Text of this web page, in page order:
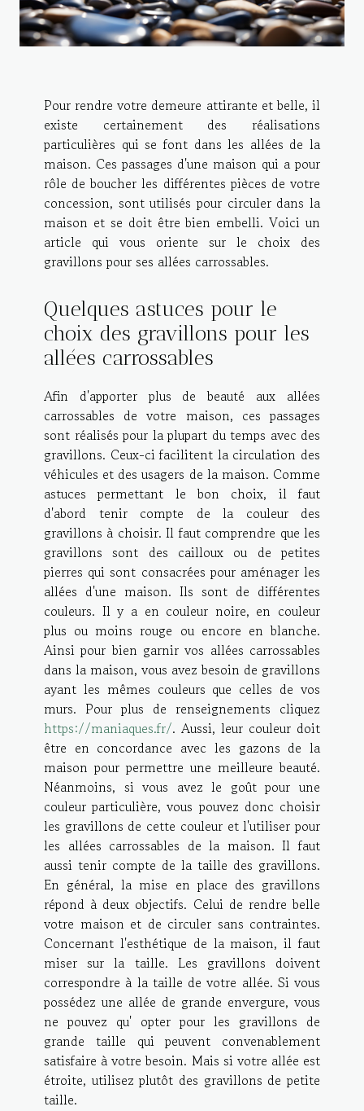
Pour rendre votre demeure attirante et belle, il
existe certainement des réalisations
particulières qui se font dans les allées de la
maison. Ces passages d'une maison qui a pour
rôle de boucher les différentes pièces de votre
concession, sont utilisés pour circuler dans la
maison et se doit être bien embelli. Voici un
article qui vous oriente sur le choix des
gravillons pour ses allées carrossables.
Quelques astuces pour le
choix des gravillons pour les
allées carrossables
Afin d'apporter plus de beauté aux allées
carrossables de votre maison, ces passages
sont réalisés pour la plupart du temps avec des
gravillons. Ceux-ci facilitent la circulation des
véhicules et des usagers de la maison. Comme
astuces permettant le bon choix, il faut
d'abord tenir compte de la couleur des
gravillons à choisir. Il faut comprendre que les
gravillons sont des cailloux ou de petites
pierres qui sont consacrées pour aménager les
allées d'une maison. Ils sont de différentes
couleurs. Il y a en couleur noire, en couleur
plus ou moins rouge ou encore en blanche.
Ainsi pour bien garnir vos allées carrossables
dans la maison, vous avez besoin de gravillons
ayant les mêmes couleurs que celles de vos
murs. Pour plus de renseignements cliquez
https://maniaques.fr/. Aussi, leur couleur doit
être en concordance avec les gazons de la
maison pour permettre une meilleure beauté.
Néanmoins, si vous avez le goût pour une
couleur particulière, vous pouvez donc choisir
les gravillons de cette couleur et l'utiliser pour
les allées carrossables de la maison. Il faut
aussi tenir compte de la taille des gravillons.
En général, la mise en place des gravillons
répond à deux objectifs. Celui de rendre belle
votre maison et de circuler sans contraintes.
Concernant l'esthétique de la maison, il faut
miser sur la taille. Les gravillons doivent
correspondre à la taille de votre allée. Si vous
possédez une allée de grande envergure, vous
ne pouvez qu' opter pour les gravillons de
grande taille qui peuvent convenablement
satisfaire à votre besoin. Mais si votre allée est
étroite, utilisez plutôt des gravillons de petite
taille.